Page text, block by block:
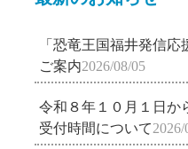
「恐竜王国福井発信
ご案内2026/08/05
令和８年１０月１日か
受付時間について2026/